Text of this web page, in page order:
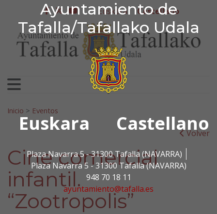
Ayuntamiento de
Tafalla/Tafallako Udala
Euskara Castellano
Plaza Navarra 5 - 31300 Tafalla (NAVARRA)
Plaza Navarra 5 - 31300 Tafalla (NAVARRA)
948 70 18 11
ayuntamiento@tafalla.es
Ir al contenido
Ayuntamiento de
facebook
twitter
youtube
Euskera Castellano
Search for:
Inicio > Eventos
Volver
Cine comercial
infantil.
“Zootropolis”